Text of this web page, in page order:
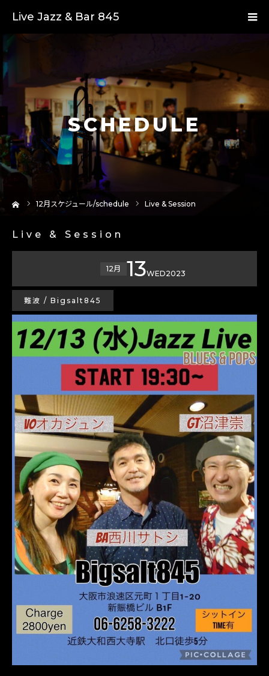
Live Jazz & Bar 845
SCHEDULE
12月スケジュール/schedule Live & Session
Live & Session
12月 13WED2023
難波 / Bigsalt845